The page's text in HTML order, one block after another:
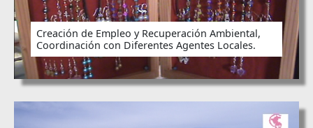
Creación de Empleo y Recuperación Ambiental,
Coordinación con Diferentes Agentes Locales.